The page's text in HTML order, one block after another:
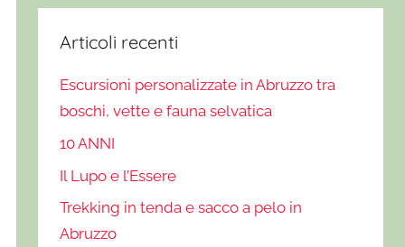
Articoli recenti
Escursioni personalizzate in Abruzzo tra
boschi, vette e fauna selvatica
10 ANNI
Il Lupo e l’Essere
Trekking in tenda e sacco a pelo in
Abruzzo